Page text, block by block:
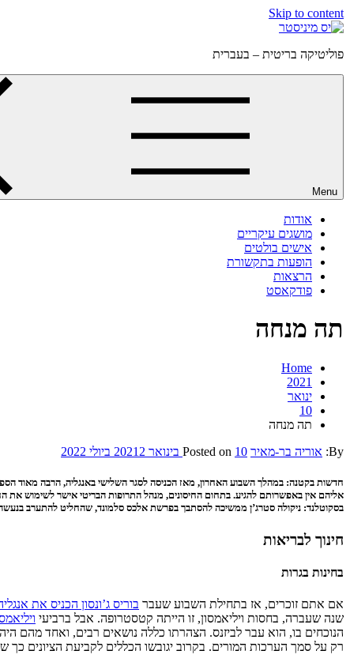
Skip to content
פוליטיקה בריטית – בעברית
Menu
אודות
מושגים עיקריים
אישים בולטים
הופעות בתקשורת
הרצאות
פודקאסט
תה מנחה
Home
2021
ינואר
10
תה מנחה
By: אוריה בר-מאיר Posted on 10 בינואר 2021 2 ביולי 2022
חדשות בקטנה: במהלך השבוע האחרון, מאז הכניסה לסגר השלישי באנגליה, הרבה מאוד
אליהם אין באפשרותם להגיע. בתחום החיסונים, מנהל התרופות הבריטי אישר לשימוש את
בסקוטלנד: ניקולה סטרג’ן ממשיכה להסתבך בפרשת אלכס סלמונד, שהחליט להתערב בנעשה
חינוך לבריאות
בחינות בגרות
אם אתם זוכרים, אז בתחילת השבוע שעבר בוריס ג’ונסון הכניס את
שנה שעברה, בחסות ויליאמסון, זו הייתה קטסטרופה. אבל ברביעי
הנוכחים בו, הוא עבר לביזנס. הצהרתו כללה נושאים רבים, ואחד מהם
רק על סמך הערכות המורים. בקרוב יגובשו הכללים לקביעת הציונים כך